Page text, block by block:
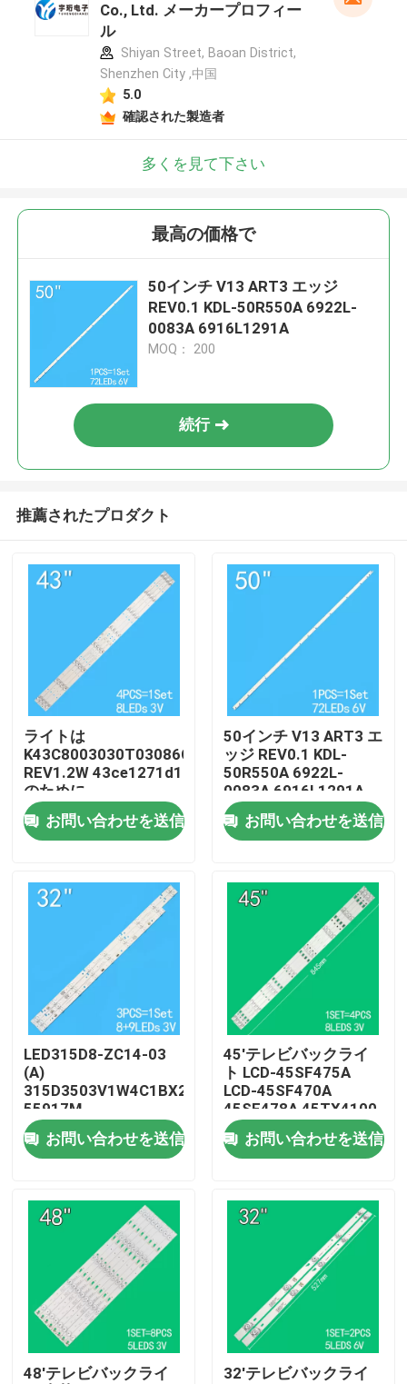
ビデオ
私達について
工場旅行
品質管理
私達に連絡しなさい
ニュース
引用を要求しなさい
LEDテレビのバックライト
Co., Ltd. メーカープロフィー
ル
Shiyan Street, Baoan District,
Shenzhen City ,中国
5.0
確認された製造者
多くを見て下さい
最高の価格で
50インチ V13 ART3 エッジ
REV0.1 KDL-50R550A 6922L-
0083A 6916L1291A
MOQ： 200
続行
推薦されたプロダクト
ライトは
K43C8003030T03086C9-
REV1.2W 43ce1271d1
のために
お問い合わせを送信
50インチ V13 ART3 エ
ッジ REV0.1 KDL-
50R550A 6922L-
0083A 6916L1291A
お問い合わせを送信
LED315D8-ZC14-03
(A)
315D3503V1W4C1BX2-
55917M
30331509207のため
のテレビバックライト
お問い合わせを送信
45'テレビバックライ
ト LCD-45SF475A
LCD-45SF470A
45SF478A 45TX4100
3P45UM003 A0
3P45UM001 A9
ECHOM-0345UM002
お問い合わせを送信
48'テレビバックライ
32'テレビバックライ